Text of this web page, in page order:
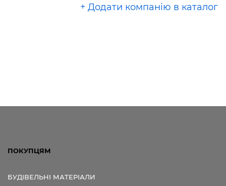
+ Додати компанію в каталог
ПОКУПЦЯМ
БУДІВЕЛЬНІ МАТЕРІАЛИ